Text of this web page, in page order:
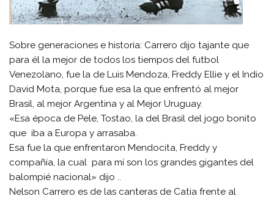
Sobre generaciones e historia: Carrero dijo tajante que
para él la mejor de todos los tiempos del futbol
Venezolano, fue la de Luis Mendoza, Freddy Ellie y el Indio
David Mota, porque fue esa la que enfrentó al mejor
Brasil, al mejor Argentina y al Mejor Uruguay.
«Esa época de Pele, Tostao, la del Brasil del jogo bonito
que iba a Europa y arrasaba.
Esa fue la que enfrentaron Mendocita, Freddy y
compañía, la cual para mí son los grandes gigantes del
balompié nacional» dijo ..
Nelson Carrero es de las canteras de Catia frente al